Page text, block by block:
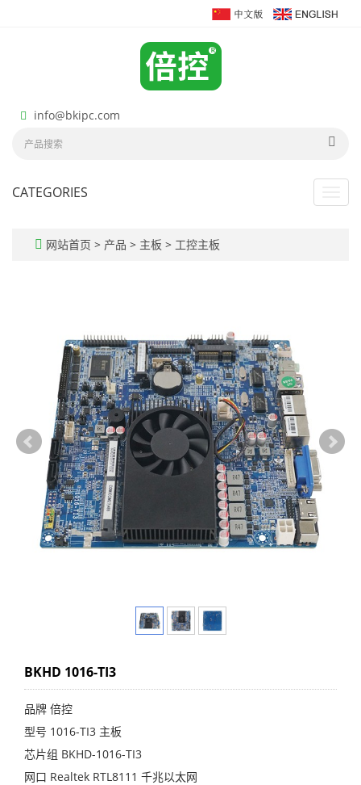
info@bkipc.com
CATEGORIES
网站首页 > 产品 > 主板 > 工控主板
BKHD 1016-TI3
品牌 倍控
型号 1016-TI3 主板
芯片组 BKHD-1016-TI3
网口 Realtek RTL8111 千兆以太网